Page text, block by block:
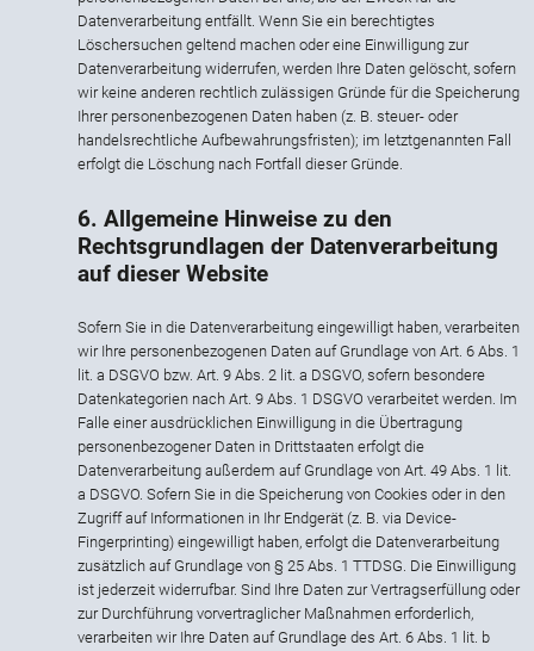
Datenverarbeitung entfällt. Wenn Sie ein berechtigtes
Löschersuchen geltend machen oder eine Einwilligung zur
Datenverarbeitung widerrufen, werden Ihre Daten gelöscht, sofern
wir keine anderen rechtlich zulässigen Gründe für die Speicherung
Ihrer personenbezogenen Daten haben (z. B. steuer- oder
handelsrechtliche Aufbewahrungsfristen); im letztgenannten Fall
erfolgt die Löschung nach Fortfall dieser Gründe.
6. Allgemeine Hinweise zu den
Rechtsgrundlagen der Datenverarbeitung
auf dieser Website
Sofern Sie in die Datenverarbeitung eingewilligt haben, verarbeiten
wir Ihre personenbezogenen Daten auf Grundlage von Art. 6 Abs. 1
lit. a DSGVO bzw. Art. 9 Abs. 2 lit. a DSGVO, sofern besondere
Datenkategorien nach Art. 9 Abs. 1 DSGVO verarbeitet werden. Im
Falle einer ausdrücklichen Einwilligung in die Übertragung
personenbezogener Daten in Drittstaaten erfolgt die
Datenverarbeitung außerdem auf Grundlage von Art. 49 Abs. 1 lit.
a DSGVO. Sofern Sie in die Speicherung von Cookies oder in den
Zugriff auf Informationen in Ihr Endgerät (z. B. via Device-
Fingerprinting) eingewilligt haben, erfolgt die Datenverarbeitung
zusätzlich auf Grundlage von § 25 Abs. 1 TTDSG. Die Einwilligung
ist jederzeit widerrufbar. Sind Ihre Daten zur Vertragserfüllung oder
zur Durchführung vorvertraglicher Maßnahmen erforderlich,
verarbeiten wir Ihre Daten auf Grundlage des Art. 6 Abs. 1 lit. b